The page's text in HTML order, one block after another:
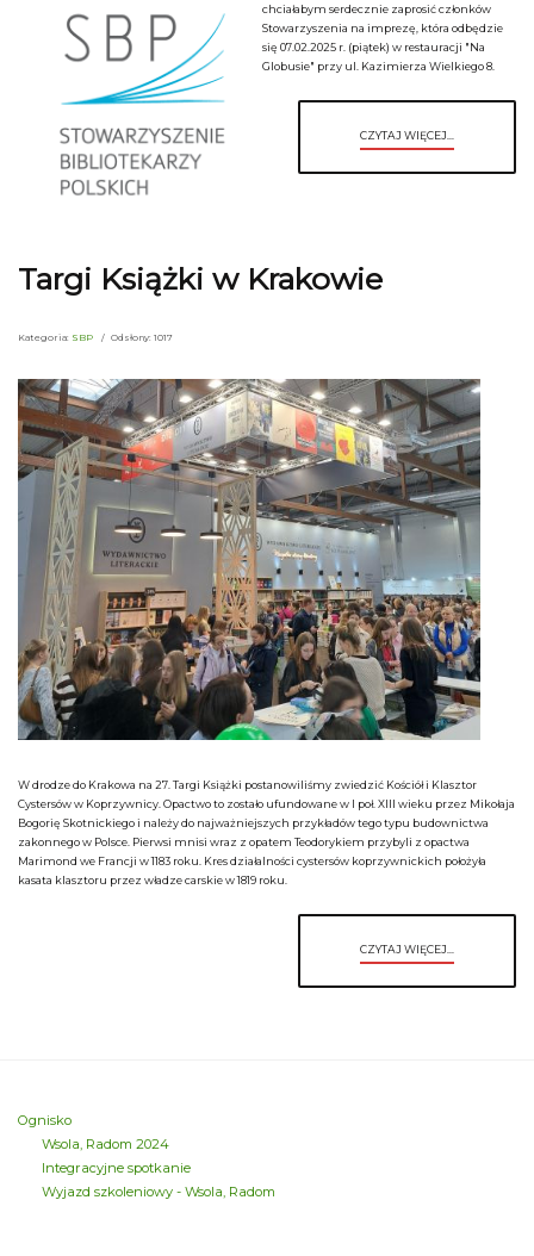
chciałabym serdecznie zaprosić członków
Stowarzyszenia na imprezę, która odbędzie
się 07.02.2025 r. (piątek) w restauracji "Na
Globusie" przy ul. Kazimierza Wielkiego 8.
CZYTAJ WIĘCEJ...
Targi Książki w Krakowie
Kategoria: SBP Odsłony: 1017
W drodze do Krakowa na 27. Targi Książki postanowiliśmy zwiedzić Kościół i Klasztor
Cystersów w Koprzywnicy. Opactwo to zostało ufundowane w I poł. XIII wieku przez Mikołaja
Bogorię Skotnickiego i należy do najważniejszych przykładów tego typu budownictwa
zakonnego w Polsce. Pierwsi mnisi wraz z opatem Teodorykiem przybyli z opactwa
Marimond we Francji w 1183 roku. Kres działalności cystersów koprzywnickich położyła
kasata klasztoru przez władze carskie w 1819 roku.
CZYTAJ WIĘCEJ...
Ognisko
Wsola, Radom 2024
Integracyjne spotkanie
Wyjazd szkoleniowy - Wsola, Radom